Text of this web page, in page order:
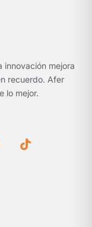
innovación mejora
recuerdo. Afer
lo mejor.